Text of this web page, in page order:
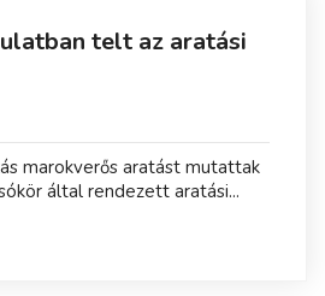
telt az aratási
marokverős aratást mutattak
által rendezett aratási...